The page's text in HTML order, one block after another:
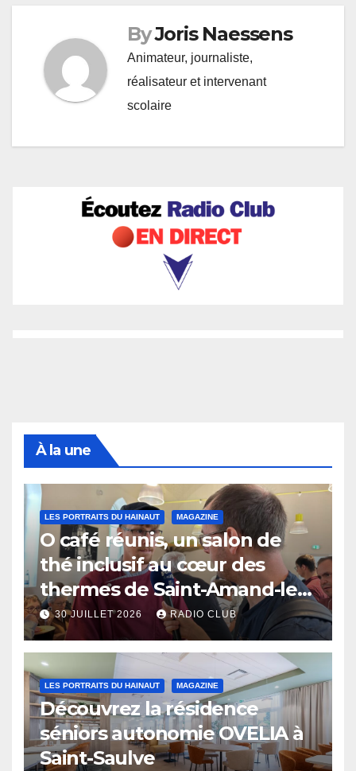
ByJoris Naessens
Animateur, journaliste,
réalisateur et intervenant
scolaire
À la une
LES PORTRAITS DU HAINAUT MAGAZINE
O café réunis, un salon de
thé inclusif au cœur des
thermes de Saint-Amand-les-
Eaux
30 JUILLET 2026 RADIO CLUB
LES PORTRAITS DU HAINAUT MAGAZINE
Découvrez la résidence
séniors autonomie OVELIA à
Saint-Saulve